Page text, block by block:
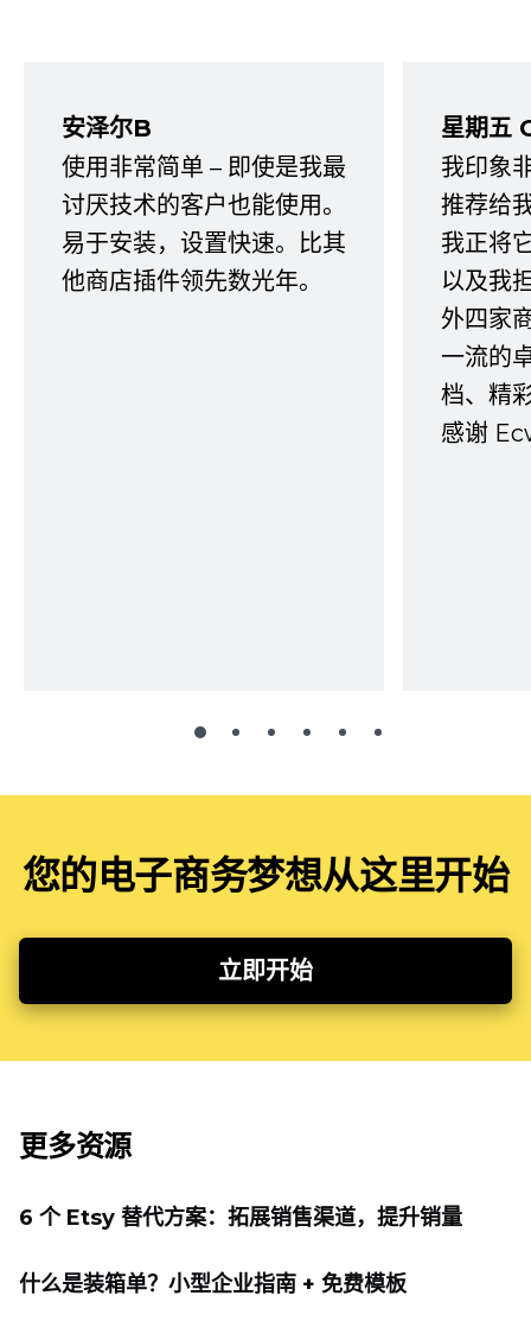
安泽尔B
使用非常简单 – 即使是我最
讨厌技术的客户也能使用。
易于安装，设置快速。比其
他商店插件领先数光年。
星期五
我印象
推荐给
我正将
以及我
外四家
一流的
档、精
感谢
您的电子商务梦想从这里开始
立即开始
更多资源
6 个 Etsy 替代方案：拓展销售渠道，提升销量
什么是装箱单？小型企业指南 + 免费模板